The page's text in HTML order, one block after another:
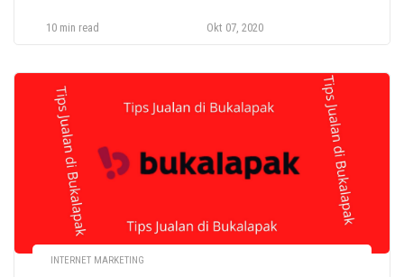
toko di Shopee tanpa syarat yang muluk-muluk. Hanya saja,
bagaimana membuka toko dan atau […]
10 min read Okt 07, 2020
INTERNET MARKETING